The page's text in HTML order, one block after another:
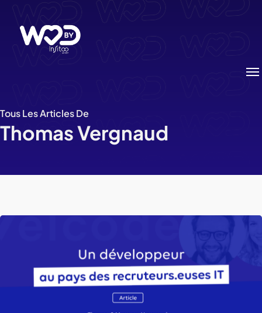
contenu
principal
Tous Les Articles De
Thomas Vergnaud